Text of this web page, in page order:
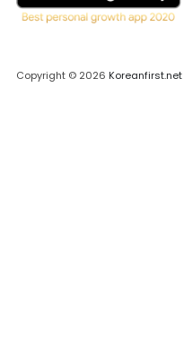
Copyright © 2026 Koreanfirst.net